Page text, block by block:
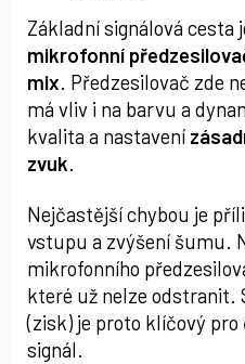
Základní signálová cesta
mikrofonní
mix. Předzesilovač zde
má vliv i na barvu a
kvalita a nastavení
zvuk.
Nejčastější chybou je
vstupu a zvýšení šumu.
mikrofonního
které už nelze odstranit.
(zisk) je proto klíčový
signál.